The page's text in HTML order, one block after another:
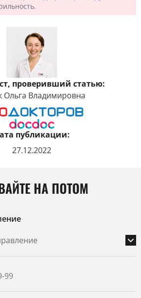
проверивший статью:
Ольга Владимировна
публикации:
27.12.2022
НА ПОТОМ